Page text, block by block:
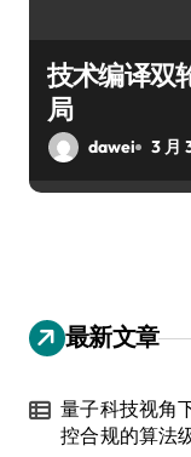
技术编译双
局
dawei 3 月
最新文章
量子科技视角
控合规的算法